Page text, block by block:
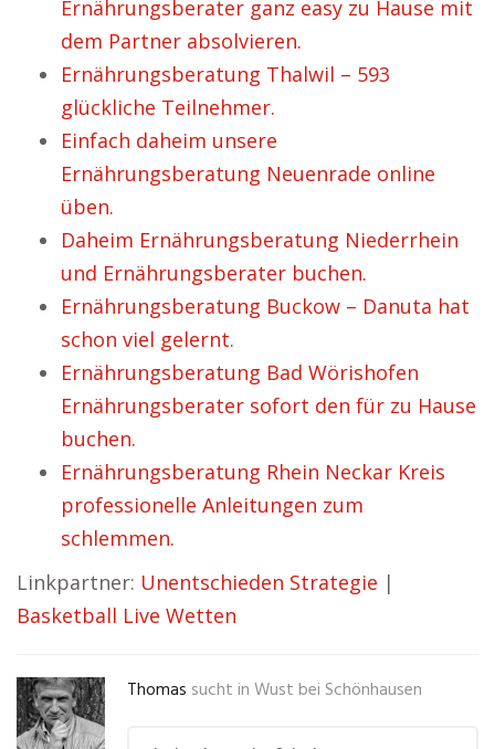
Ernährungsberater ganz easy zu Hause mit
dem Partner absolvieren.
Ernährungsberatung Thalwil – 593
glückliche Teilnehmer.
Einfach daheim unsere
Ernährungsberatung Neuenrade online
üben.
Daheim Ernährungsberatung Niederrhein
und Ernährungsberater buchen.
Ernährungsberatung Buckow – Danuta hat
schon viel gelernt.
Ernährungsberatung Bad Wörishofen
Ernährungsberater sofort den für zu Hause
buchen.
Ernährungsberatung Rhein Neckar Kreis
professionelle Anleitungen zum
schlemmen.
Linkpartner: Unentschieden Strategie |
Basketball Live Wetten
Thomas sucht in Wust bei Schönhausen